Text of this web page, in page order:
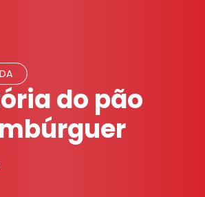
do pão